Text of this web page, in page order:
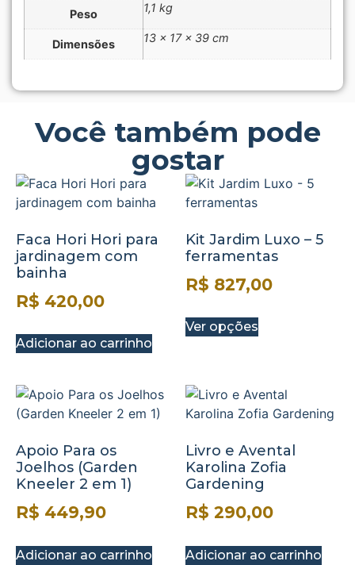
Peso 1,1 kg
Dimensões 13 × 17 × 39 cm
Você também pode
gostar
Faca Hori Hori para
jardinagem com
bainha
R$ 420,00
Adicionar ao carrinho
Kit Jardim Luxo – 5
ferramentas
R$ 827,00
Ver opções
Apoio Para os
Joelhos (Garden
Kneeler 2 em 1)
R$ 449,90
Adicionar ao carrinho
Livro e Avental
Karolina Zofia
Gardening
R$ 290,00
Adicionar ao carrinho